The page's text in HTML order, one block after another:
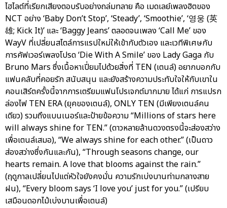
ไฮไลต์ที่เรียกเสียงตอบรับอย่างถล่มทลาย คือ เมดเลย์เพลงฮิตของ
NCT อย่าง ‘Baby Don’t Stop’, ‘Steady’, ‘Smoothie’, ‘영웅 (英
雄; Kick It)’ และ ‘Baggy Jeans’ ตลอดจนเพลง ‘Call Me’ ของ
WayV ที่เปลี่ยนสไตล์การแรปใหม่ให้เข้ากับตัวเอง และเวทีพิเศษกับ
การคัฟเวอร์เพลงโปรด ‘Die With A Smile’ ของ Lady Gaga กับ
Bruno Mars ซึ่งเนื้อหาเปี่ยมไปด้วยสิ่งที่ TEN (เตนล์) อยากบอกกับ
แฟนคลับที่คอยรัก สนับสนุน และยังสร้างความประทับใจให้กับเขาใน
คอนเสิร์ตครั้งนี้จากการเตรียมแฟนโปรเจกต์มากมาย ได้แก่ การแปรก
ล่องไฟ TEN ERA (ยุคของเตนล์), ONLY TEN (มีเพียงเตนล์คน
เดียว) รวมถึงแบนเนอร์และป้ายข้อความ “Millions of stars here
will always shine for TEN.” (ดาวหลายล้านดวงตรงนี้จะส่องสว่าง
เพื่อเตนล์เสมอ), “We always shine for each other.” (เป็นดาว
ส่องสว่างซึ่งกันและกัน), “Through seasons change, our
hearts remain. A love that blooms against the rain.”
(ฤดูกาลเปลี่ยนไปแต่หัวใจยังคงมั่น ความรักเบ่งบานท่ามกลางสาย
ฝน), “Every bloom says ‘I love you’ just for you.” (เปรียบ
เสมือนดอกไม้เบ่งบานเพื่อเตนล์)